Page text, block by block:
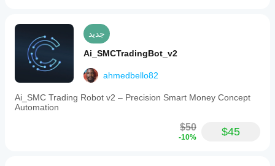
جديد
Ai_SMCTradingBot_v2
ahmedbello82
Ai_SMC Trading Robot v2 – Precision Smart Money Concept
Automation
$50
-10% $45